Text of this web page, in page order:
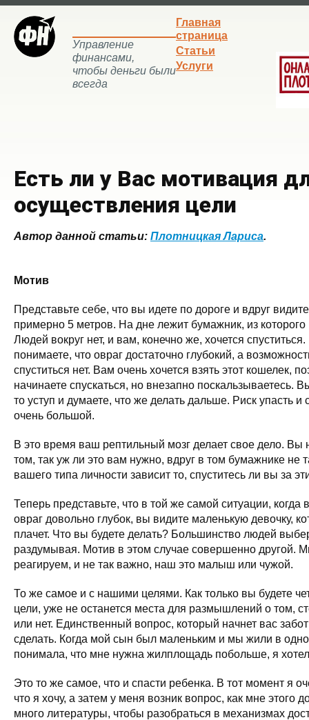
Управление
финансами,
чтобы деньги были
всегда
Главная
страница
Статьи
Услуги
Есть ли у Вас мотивация
осуществления цели
Автор данной статьи: Плотницкая Лариса.
Мотив
Представьте себе, что вы идете по дороге и вдруг
примерно 5 метров. На дне лежит бумажник, из
Людей вокруг нет, и вам, конечно же, хочется
понимаете, что овраг достаточно глубокий, а
спуститься нет. Вам очень хочется взять этот кошелек,
начинаете спускаться, но внезапно поскальзываетесь.
то уступ и думаете, что же делать дальше. Риск упасть
очень большой.
В это время ваш рептильный мозг делает свое дело. Вы
том, так уж ли это вам нужно, вдруг в том бумажнике не
вашего типа личности зависит то, спуститесь ли вы за
Теперь представьте, что в той же самой ситуации, когда
овраг довольно глубок, вы видите маленькую девочку,
плачет. Что вы будете делать? Большинство людей
раздумывая. Мотив в этом случае совершенно другой.
реагируем, и не так важно, наш это малыш или чужой.
То же самое и с нашими целями. Как только вы будете
цели, уже не останется места для размышлений о том,
или нет. Единственный вопрос, который начнет вас
сделать. Когда мой сын был маленьким и мы жили в
понимала, что мне нужна жилплощадь побольше, я
Это то же самое, что и спасти ребенка. В тот момент я
что я хочу, а затем у меня возник вопрос, как мне этого
много литературы, чтобы разобраться в механизмах